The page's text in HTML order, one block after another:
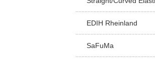
EDIH Rheinland
SaFuMa